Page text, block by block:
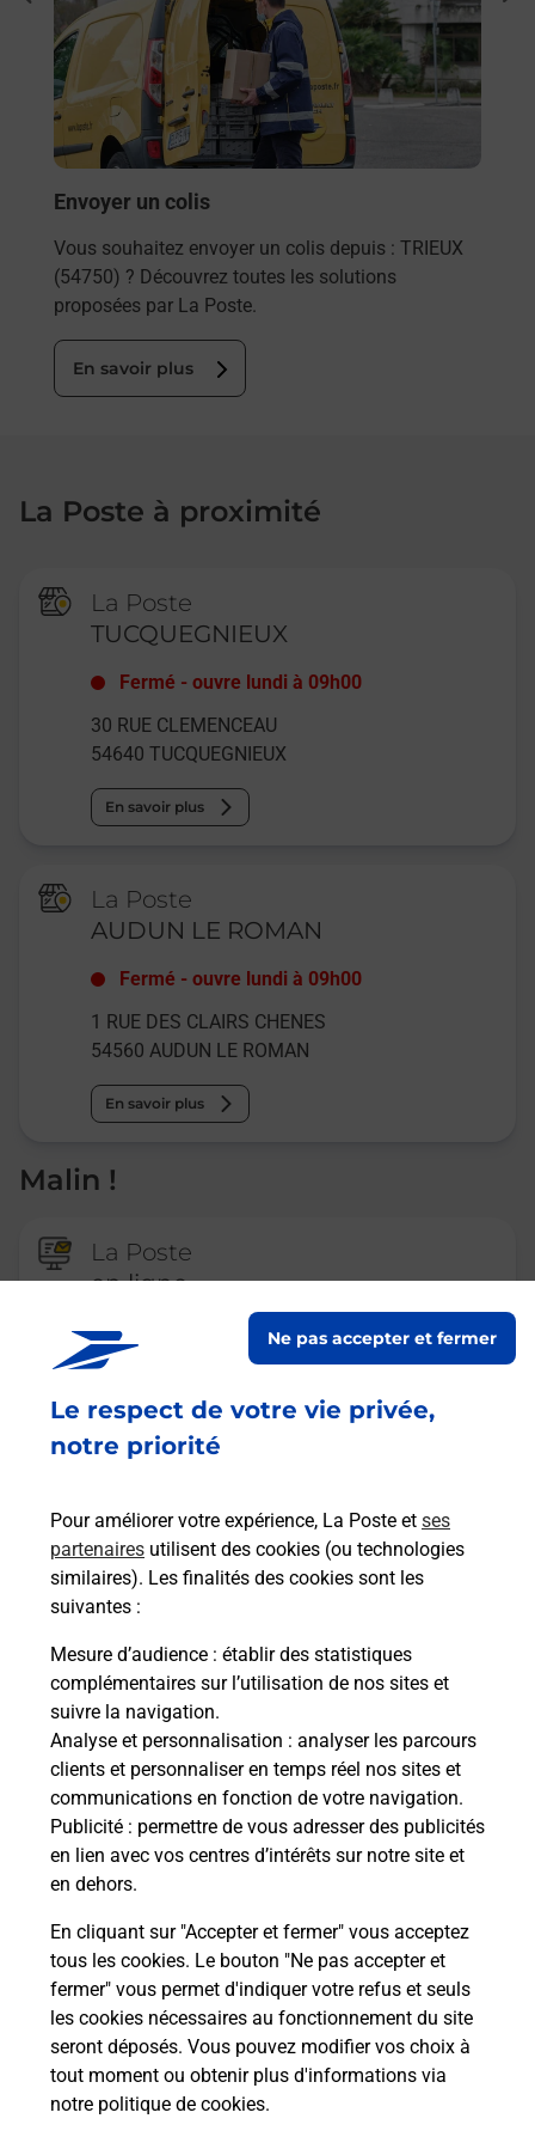
Le respect de votre vie privée,
notre priorité
Pour améliorer votre expérience, La Poste et ses
partenaires utilisent des cookies (ou technologies
similaires). Les finalités des cookies sont les
suivantes :
Mesure d’audience : établir des statistiques
complémentaires sur l’utilisation de nos sites et
suivre la navigation.
Analyse et personnalisation : analyser les parcours
clients et personnaliser en temps réel nos sites et
communications en fonction de votre navigation.
Publicité : permettre de vous adresser des publicités
en lien avec vos centres d’intérêts sur notre site et
en dehors.
En cliquant sur "Accepter et fermer" vous acceptez
tous les cookies. Le bouton "Ne pas accepter et
fermer" vous permet d'indiquer votre refus et seuls
les cookies nécessaires au fonctionnement du site
seront déposés. Vous pouvez modifier vos choix à
tout moment ou obtenir plus d'informations via
notre politique de cookies.
Ne pas accepter et fermer
Envoyer un colis
Vous souhaitez envoyer un colis depuis : TRIEUX
(54750) ? Découvrez toutes les solutions
proposées par La Poste.
En savoir plus
La Poste à proximité
La Poste
TUCQUEGNIEUX
Fermé -ouvre lundi à 09h00
30 RUE CLEMENCEAU
54640 TUCQUEGNIEUX
En savoir plus
La Poste
AUDUN LE ROMAN
Fermé -ouvre lundi à 09h00
1 RUE DES CLAIRS CHENES
54560 AUDUN LE ROMAN
En savoir plus
Malin !
La Poste
en ligne
Ouvert 24h/24
Questions fréquemment posées
Quel réseau utilise La Poste Mobile ?
Est-ce que je peux garder mon
numéro de mobile gratuitement ?
Est-ce que je peux bénéficier de la 5G
avec La Poste Mobile ?
Est-ce que je peux utiliser mon forfait
à l’étranger avec La Poste Mobile ?
Est-ce que je peux payer mon
smartphone Samsung en plusieurs
fois avec La Poste Mobile ?